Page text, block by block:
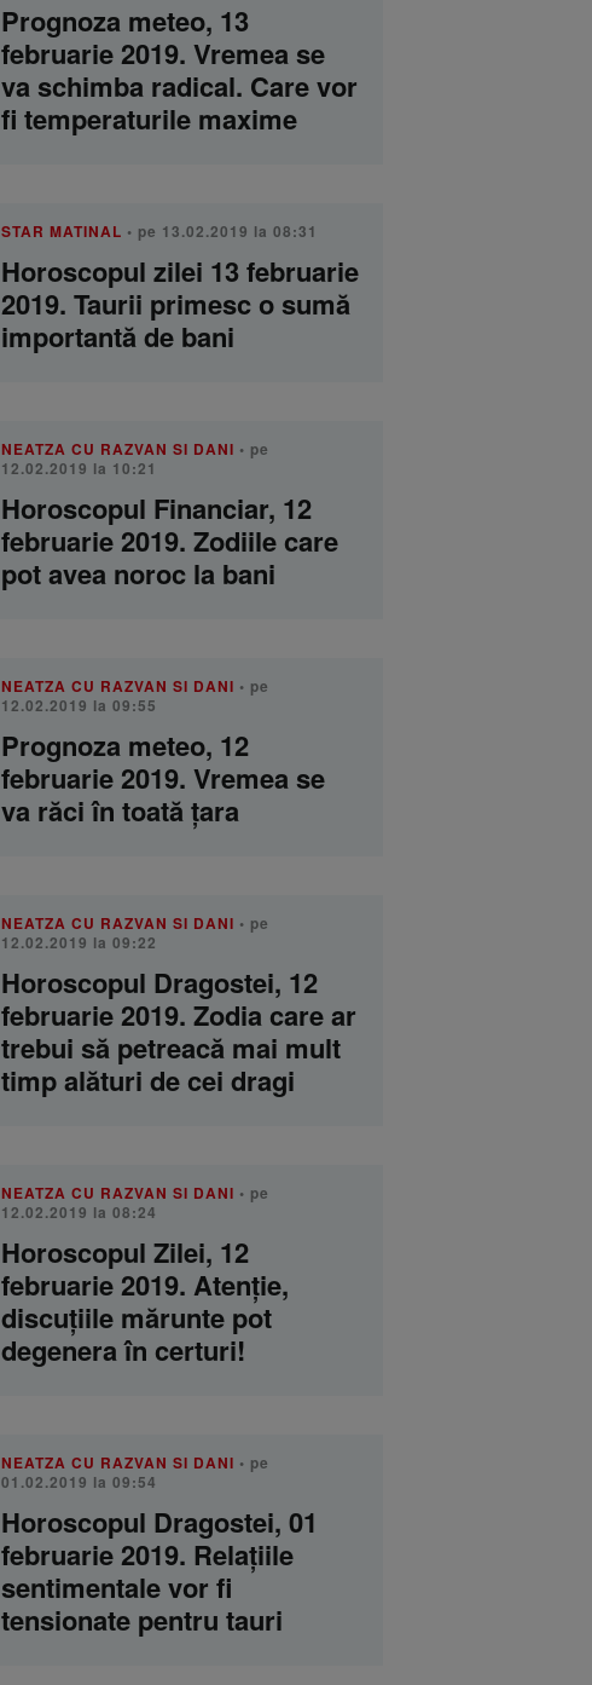
Prognoza meteo, 13
februarie 2019. Vremea se
va schimba radical. Care vor
fi temperaturile maxime
STAR MATINAL • pe 13.02.2019 la 08:31
Horoscopul zilei 13 februarie
2019. Taurii primesc o sumă
importantă de bani
NEATZA CU RAZVAN SI DANI • pe
12.02.2019 la 10:21
Horoscopul Financiar, 12
februarie 2019. Zodiile care
pot avea noroc la bani
NEATZA CU RAZVAN SI DANI • pe
12.02.2019 la 09:55
Prognoza meteo, 12
februarie 2019. Vremea se
va răci în toată țara
NEATZA CU RAZVAN SI DANI • pe
12.02.2019 la 09:22
Horoscopul Dragostei, 12
februarie 2019. Zodia care ar
trebui să petreacă mai mult
timp alături de cei dragi
NEATZA CU RAZVAN SI DANI • pe
12.02.2019 la 08:24
Horoscopul Zilei, 12
februarie 2019. Atenție,
discuțiile mărunte pot
degenera în certuri!
NEATZA CU RAZVAN SI DANI • pe
01.02.2019 la 09:54
Horoscopul Dragostei, 01
februarie 2019. Relațiile
sentimentale vor fi
tensionate pentru tauri